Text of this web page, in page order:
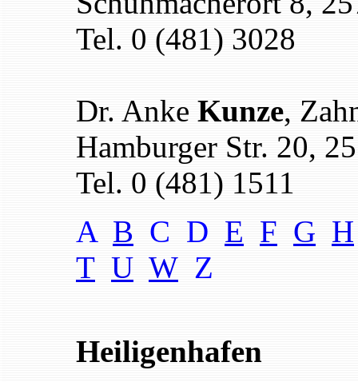
Tel. 0 (481) 3028
Dr. Anke Kunze,
Hamburger Str. 20,
Tel. 0 (481) 1511
A B C D E F G H
T U W Z
Heiligenhafen